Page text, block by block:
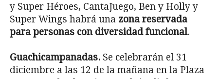
y Super Héroes, CantaJuego, Ben y Holly y
Super Wings habrá una zona reservada
para personas con diversidad funcional.
Guachicampanadas. Se celebrarán el 31
diciembre a las 12 de la mañana en la Plaza